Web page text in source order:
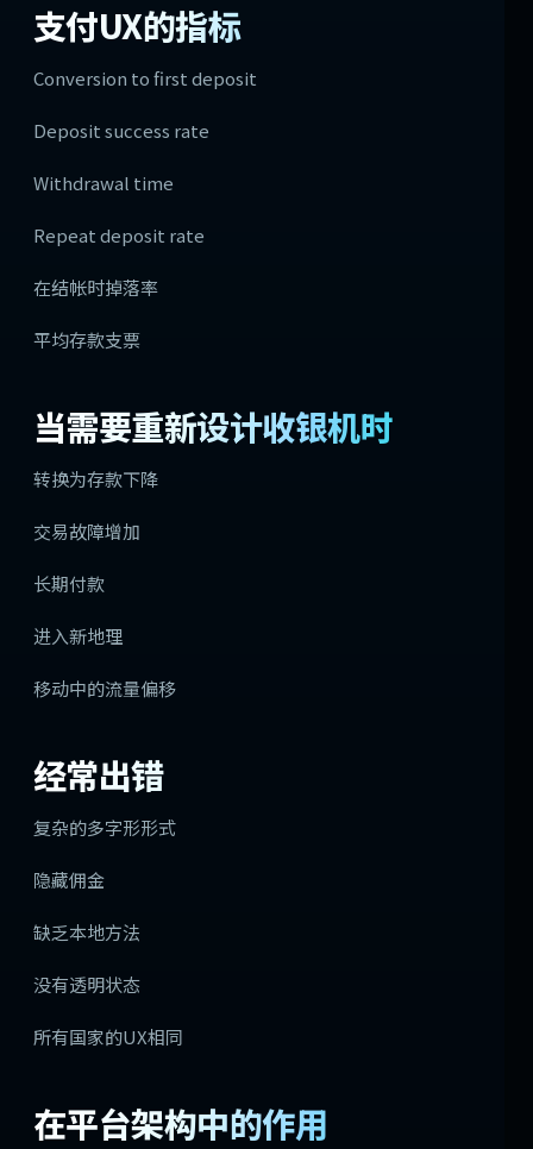
支付UX的指标
Conversion to first deposit
Deposit success rate
Withdrawal time
Repeat deposit rate
在结帐时掉落率
平均存款支票
当需要重新设计收银机时
转换为存款下降
交易故障增加
长期付款
进入新地理
移动中的流量偏移
经常出错
复杂的多字形形式
隐藏佣金
缺乏本地方法
没有透明状态
所有国家的UX相同
在平台架构中的作用